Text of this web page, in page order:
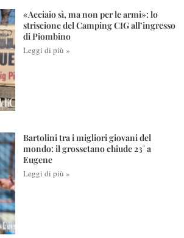
«Acciaio sì, ma non per le armi»: lo
striscione del Camping CIG all’ingresso
di Piombino
Leggi di più »
Bartolini tra i migliori giovani del
mondo: il grossetano chiude 23° a
Eugene
Leggi di più »